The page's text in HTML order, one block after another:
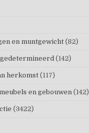
en muntgewicht (82)
(142)
herkomst (117)
en gebouwen (142)
(3422)